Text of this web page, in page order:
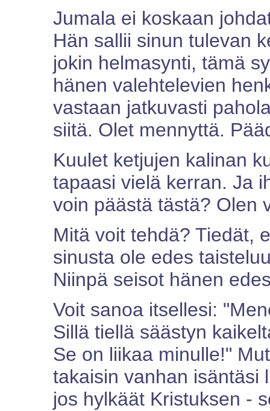
Jumala ei koskaan
Hän sallii sinun tulevan
jokin helmasynti, tämä
hänen valehtelevien
vastaan jatkuvasti
siitä. Olet mennyttä.
Kuulet ketjujen kalinan
tapaasi vielä kerran. Ja
voin päästä tästä? Olen
Mitä voit tehdä? Tiedät,
sinusta ole edes
Niinpä seisot hänen
Voit sanoa itsellesi:
Sillä tiellä säästyn
Se on liikaa minulle!"
takaisin vanhan isäntäsi
jos hylkäät Kristuksen -